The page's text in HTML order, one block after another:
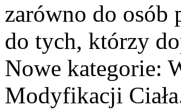
zarówno do osób
do tych, którzy
Nowe kategorie:
Modyfikacji